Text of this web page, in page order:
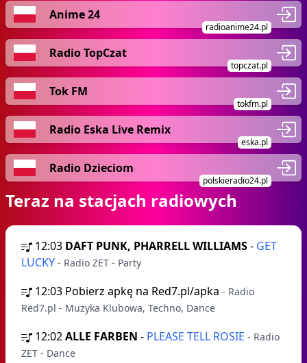
Anime 24
radioanime24.pl
Radio TopCzat
topczat.pl
Tok FM
tokfm.pl
Radio Eska Live Remix
eska.pl
Radio Dzieciom
polskieradio24.pl
Teraz na stacjach radiowych
12:03 DAFT PUNK, PHARRELL WILLIAMS- GET
LUCKY - Radio ZET - Party
12:03 Pobierz apkę na Red7.pl/apka - Radio
Red7.pl - Muzyka Klubowa, Techno, Dance
12:02ALLE FARBEN - PLEASE TELL ROSIE - Radio
ZET - Dance